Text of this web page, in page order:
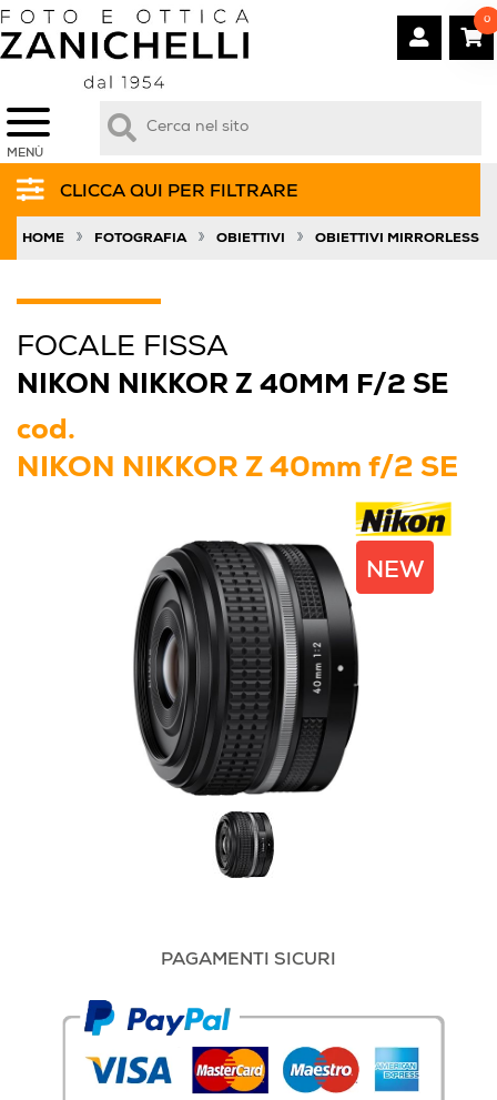
MENÙ
0
CLICCA QUI PER FILTRARE
HOME » FOTOGRAFIA » OBIETTIVI » OBIETTIVI MIRRORLESS
FOCALE FISSA
NIKON NIKKOR Z 40MM F/2 SE
cod.
NIKON NIKKOR Z 40mm f/2 SE
NEW
PAGAMENTI SICURI